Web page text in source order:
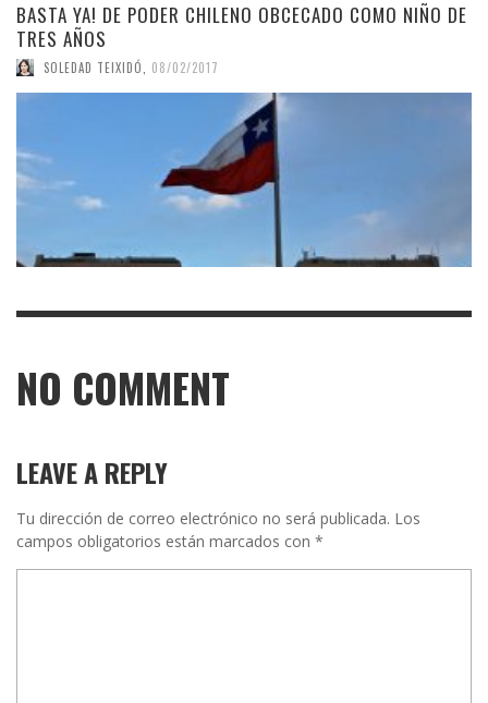
BASTA YA! DE PODER CHILENO OBCECADO COMO NIÑO DE
TRES AÑOS
SOLEDAD TEIXIDÓ, 08/02/2017
NO COMMENT
LEAVE A REPLY
Tu dirección de correo electrónico no será publicada. Los
campos obligatorios están marcados con *